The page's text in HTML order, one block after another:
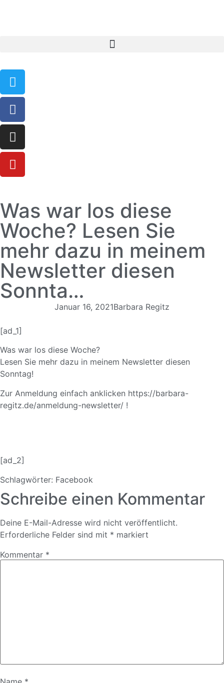
Was war los diese
Woche? Lesen Sie
mehr dazu in meinem
Newsletter diesen
Sonnta…
Januar 16, 2021Barbara Regitz
[ad_1]
Was war los diese Woche?
Lesen Sie mehr dazu in meinem Newsletter diesen
Sonntag!
Zur Anmeldung einfach anklicken https://barbara-
regitz.de/anmeldung-newsletter/ !
[ad_2]
Schlagwörter: Facebook
Schreibe einen Kommentar
Deine E-Mail-Adresse wird nicht veröffentlicht.
Erforderliche Felder sind mit * markiert
Kommentar *